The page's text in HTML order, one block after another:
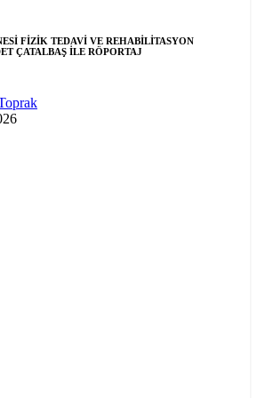
FİZİK TEDAVİ VE REHABİLİTASYON
ÇATALBAŞ İLE RÖPORTAJ